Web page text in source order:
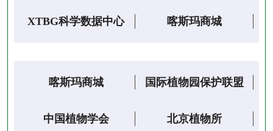
XTBG科学数据中心 喀斯玛商城
喀斯玛商城 国际植物园保护联盟
中国植物学会 北京植物所